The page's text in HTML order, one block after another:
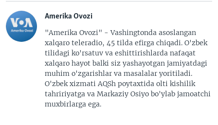
Amerika Ovozi
"Amerika Ovozi" - Vashingtonda asoslangan
xalqaro teleradio, 45 tilda efirga chiqadi. O'zbek
tilidagi ko'rsatuv va eshittirishlarda nafaqat
xalqaro hayot balki siz yashayotgan jamiyatdagi
muhim o'zgarishlar va masalalar yoritiladi.
O'zbek xizmati AQSh poytaxtida olti kishilik
tahririyatga va Markaziy Osiyo bo'ylab jamoatchi
muxbirlarga ega.